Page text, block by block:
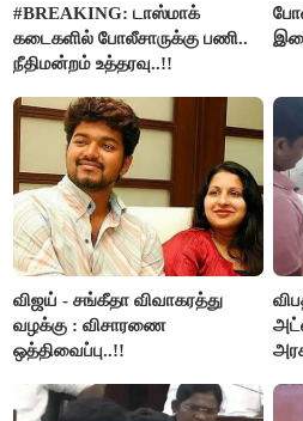
#BREAKING: டாஸ்மாக்
கடைகளில் போலீசாருக்கு பணி..
நீதிமன்றம் உத்தரவு..!!
விஜய் - சங்கீதா விவாகரத்து
வழக்கு : விசாரணை
ஒத்திவைப்பு..!!